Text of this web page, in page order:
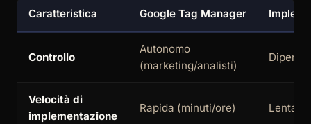
Caratteristica Google Tag Manager
Controllo
Autonomo
(marketing/analisti)
Velocità di
implementazione
Rapida (minuti/ore) Lenta